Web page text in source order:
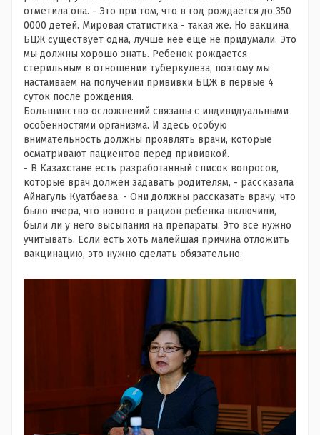
отметила она. - Это при том, что в год рождается до 350
0000 детей. Мировая статистика - такая же. Но вакцина
БЦЖ существует одна, лучше нее еще не придумали. Это
мы должны хорошо знать. Ребенок рождается
стерильным в отношении туберкулеза, поэтому мы
настаиваем на получении прививки БЦЖ в первые 4
суток после рождения.
Большинство осложнений связаны с индивидуальными
особенностями организма. И здесь особую
внимательность должны проявлять врачи, которые
осматривают пациентов перед прививкой.
- В Казахстане есть разработанный список вопросов,
которые врач должен задавать родителям, - рассказала
Айнагуль Куатбаева. - Они должны рассказать врачу, что
было вчера, что нового в рацион ребенка включили,
были ли у него высыпания на препараты. Это все нужно
учитывать. Если есть хоть малейшая причина отложить
вакцинацию, это нужно сделать обязательно.